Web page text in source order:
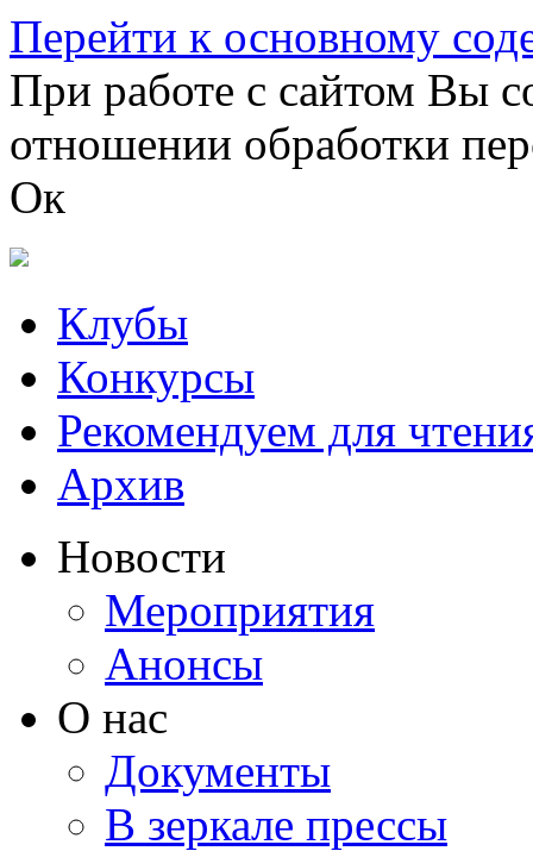
Перейти к основному
При работе с сайтом Вы
отношении обработки
Ок
Клубы
Конкурсы
Рекомендуем для
Архив
Новости
Мероприятия
Анонсы
О нас
Документы
В зеркале прессы